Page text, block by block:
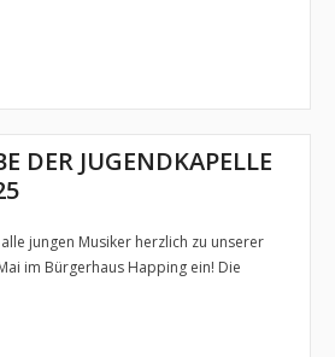
DER JUGENDKAPELLE
jungen Musiker herzlich zu unserer
im Bürgerhaus Happing ein! Die